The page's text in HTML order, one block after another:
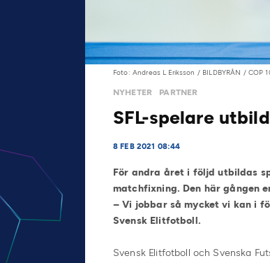
Foto: Andreas L Eriksson / BILDBYRÅN / COP
NYHETER PARTNER
SFL-spelare
8 FEB 2021 08:44
För andra året i följd utbildas
matchfixning. Den här gången
– Vi jobbar så mycket vi kan i
Svensk Elitfotboll.
Svensk Elitfotboll och Svenska